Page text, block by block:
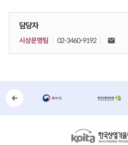
담당자
시상운영팀 02-3460-9192